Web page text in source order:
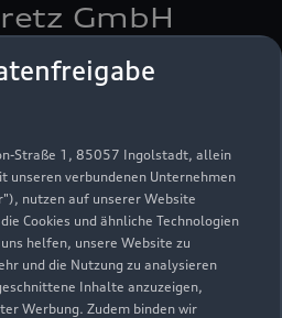
Straße 1, 85057 Ingolstadt, allein
unseren verbundenen Unternehmen
nutzen auf unserer Website
Cookies und ähnliche Technologien
helfen, unsere Website zu
und die Nutzung zu analysieren
Inhalte anzuzeigen,
Werbung. Zudem binden wir
GmbH